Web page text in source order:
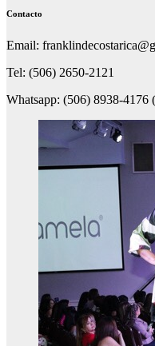
Contacto
Email:
Tel: (506) 2650-2121
Whatsapp: (506) 8938-4176